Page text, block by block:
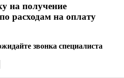
на получение
расходам на оплату
звонка специалиста